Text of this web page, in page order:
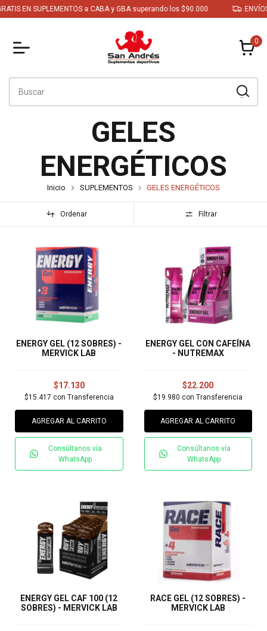
EN SUPLEMENTOS a CABA y GBA superando los $90.000 ENVÍOS
0
GELES
ENERGÉTICOS
Inicio SUPLEMENTOS GELES ENERGÉTICOS
Ordenar Filtrar
ENERGY GEL (12 SOBRES) -
MERVICK LAB
$17.130
$15.417 con Transferencia
AGREGAR AL CARRITO
Consúltanos vía
WhatsApp
ENERGY GEL CON CAFEÍNA
- NUTREMAX
$22.200
$19.980con Transferencia
AGREGAR AL CARRITO
Consúltanos vía
WhatsApp
ENERGY GEL CAF 100 (12
SOBRES) - MERVICK LAB
RACE GEL (12 SOBRES) -
MERVICK LAB